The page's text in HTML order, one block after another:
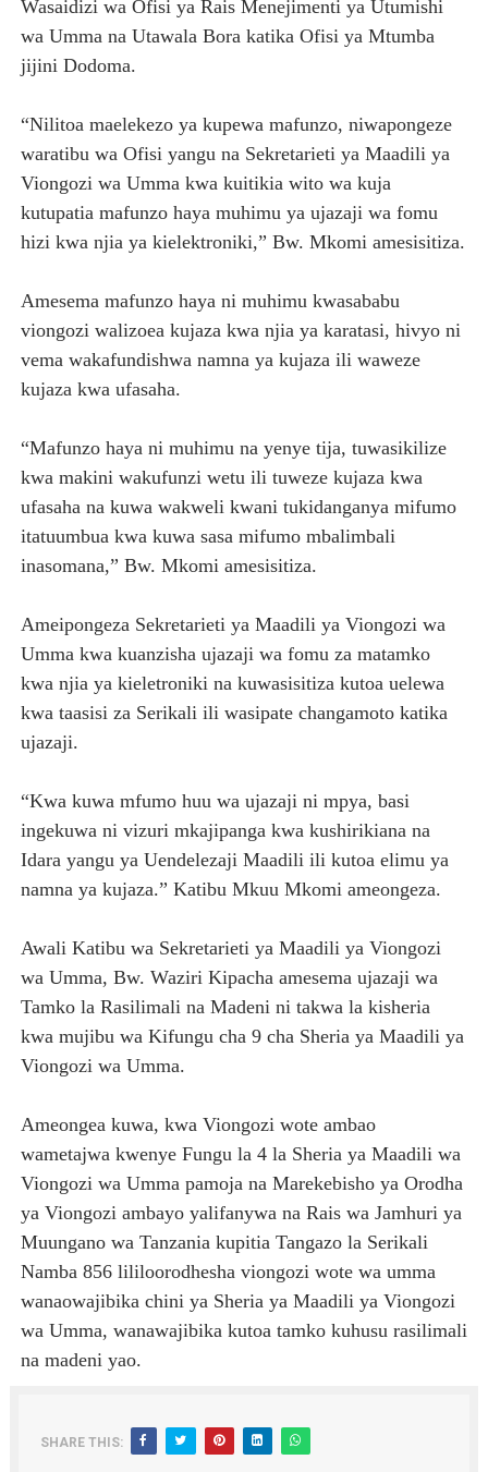
Wasaidizi wa Ofisi ya Rais Menejimenti ya Utumishi
wa Umma na Utawala Bora katika Ofisi ya Mtumba
jijini Dodoma.
“Nilitoa maelekezo ya kupewa mafunzo, niwapongeze
waratibu wa Ofisi yangu na Sekretarieti ya Maadili ya
Viongozi wa Umma kwa kuitikia wito wa kuja
kutupatia mafunzo haya muhimu ya ujazaji wa fomu
hizi kwa njia ya kielektroniki,” Bw. Mkomi amesisitiza.
Amesema mafunzo haya ni muhimu kwasababu
viongozi walizoea kujaza kwa njia ya karatasi, hivyo ni
vema wakafundishwa namna ya kujaza ili waweze
kujaza kwa ufasaha.
“Mafunzo haya ni muhimu na yenye tija, tuwasikilize
kwa makini wakufunzi wetu ili tuweze kujaza kwa
ufasaha na kuwa wakweli kwani tukidanganya mifumo
itatuumbua kwa kuwa sasa mifumo mbalimbali
inasomana,” Bw. Mkomi amesisitiza.
Ameipongeza Sekretarieti ya Maadili ya Viongozi wa
Umma kwa kuanzisha ujazaji wa fomu za matamko
kwa njia ya kieletroniki na kuwasisitiza kutoa uelewa
kwa taasisi za Serikali ili wasipate changamoto katika
ujazaji.
“Kwa kuwa mfumo huu wa ujazaji ni mpya, basi
ingekuwa ni vizuri mkajipanga kwa kushirikiana na
Idara yangu ya Uendelezaji Maadili ili kutoa elimu ya
namna ya kujaza.” Katibu Mkuu Mkomi ameongeza.
Awali Katibu wa Sekretarieti ya Maadili ya Viongozi
wa Umma, Bw. Waziri Kipacha amesema ujazaji wa
Tamko la Rasilimali na Madeni ni takwa la kisheria
kwa mujibu wa Kifungu cha 9 cha Sheria ya Maadili ya
Viongozi wa Umma.
Ameongea kuwa, kwa Viongozi wote ambao
wametajwa kwenye Fungu la 4 la Sheria ya Maadili wa
Viongozi wa Umma pamoja na Marekebisho ya Orodha
ya Viongozi ambayo yalifanywa na Rais wa Jamhuri ya
Muungano wa Tanzania kupitia Tangazo la Serikali
Namba 856 lililoorodhesha viongozi wote wa umma
wanaowajibika chini ya Sheria ya Maadili ya Viongozi
wa Umma, wanawajibika kutoa tamko kuhusu rasilimali
na madeni yao.
SHARE THIS: